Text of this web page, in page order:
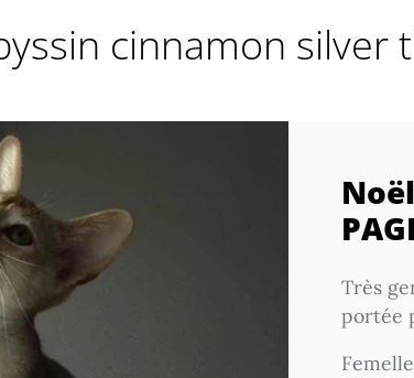
cinnamon silver
Très
portée
Femelle